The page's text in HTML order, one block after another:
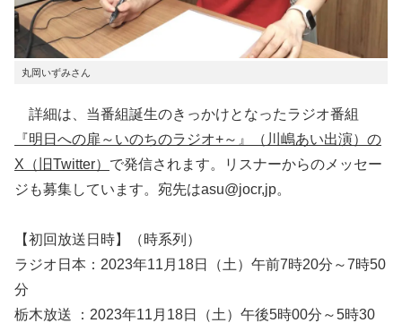
丸岡いずみさん
詳細は、当番組誕生のきっかけとなったラジオ番組
『明日への扉～いのちのラジオ+～』（川嶋あい出演）の
X（旧Twitter） で発信されます。リスナーからのメッセー
ジも募集しています。宛先はasu@jocr,jp。
【初回放送日時】（時系列）
ラジオ日本：2023年11月18日（土）午前7時20分～7時50
分
栃木放送 ：2023年11月18日（土）午後5時00分～5時30